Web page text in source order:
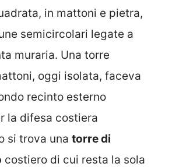
in mattoni e pietra,
semicircolari legate a
muraria. Una torre
oggi isolata, faceva
recinto esterno
la difesa costiera
si trova una torre di
costiero di cui resta la sola